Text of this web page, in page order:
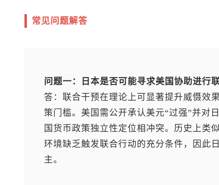
常见问题解答
问题一：日本是否可能寻求美国协助进行
答：联合干预在理论上可显著提升威慑效
策门槛。美国需公开承认美元“过强”并对
国货币政策独立性定位相冲突。历史上类
环境缺乏触发联合行动的充分条件，因此
主。